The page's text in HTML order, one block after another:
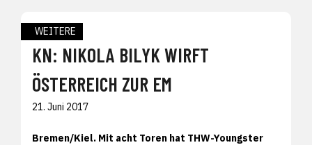
WEITERE
KN: NIKOLA BILYK WIRFT
ÖSTERREICH ZUR EM
21. Juni 2017
Bremen/Kiel. Mit acht Toren hat THW-Youngster